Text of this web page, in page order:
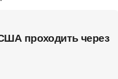
проходить через